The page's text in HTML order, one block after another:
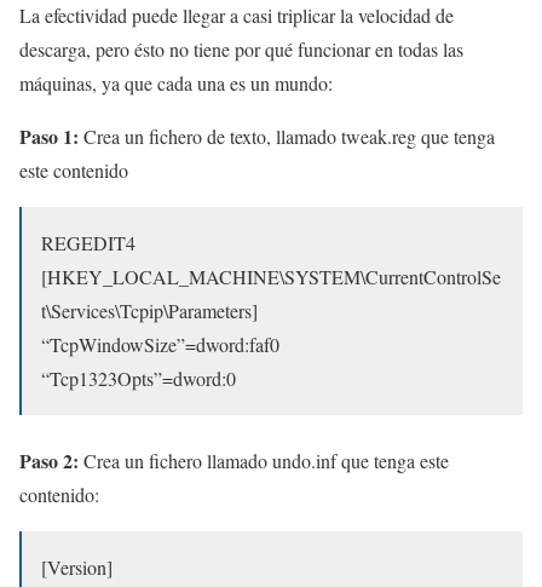
La efectividad puede llegar a casi triplicar la velocidad de
descarga, pero ésto no tiene por qué funcionar en todas las
máquinas, ya que cada una es un mundo:
Paso 1: Crea un fichero de texto, llamado tweak.reg que tenga
este contenido
REGEDIT4
[HKEY_LOCAL_MACHINE\SYSTEM\CurrentControlSe
t\Services\Tcpip\Parameters]
“TcpWindowSize”=dword:faf0
“Tcp1323Opts”=dword:0
Paso 2: Crea un fichero llamado undo.inf que tenga este
contenido:
[Version]